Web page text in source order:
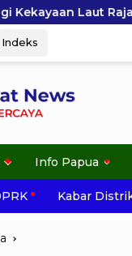
GEMPHA Apresiasi
Indeks
Info Papua
Kabar